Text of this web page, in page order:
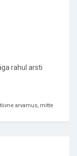
rahul arsti
arvamus, mitte